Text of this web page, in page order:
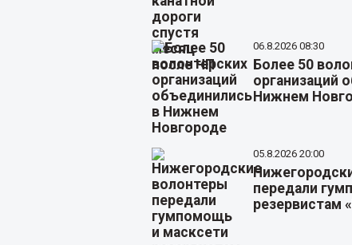
06.8.2026 08:30
Более 50
организаций
Нижнем
05.8.2026 20:00
передали
резервистам